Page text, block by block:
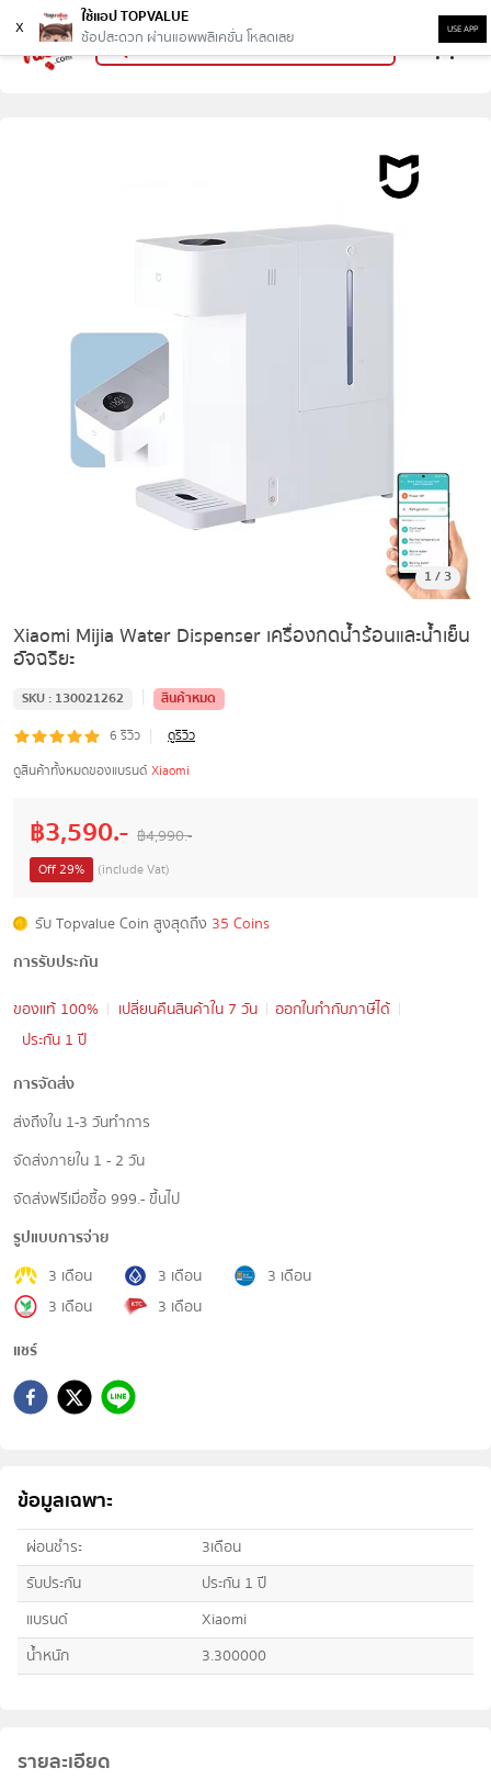
x
ใช้แอป TOPVALUE
ช้อปสะดวก ผ่านแอพพลิเคชั่น โหลดเลย
USE APP
1 / 3
Xiaomi Mijia Water Dispenser เครื่องกดน้ำร้อนและน้ำเย็น
อัจฉริยะ
SKU : 130021262 |
สินค้าหมด
6 รีวิว |
ดูรีวิว
ดูสินค้าทั้งหมดของแบรนด์ Xiaomi
฿3,590.- ฿4,990.-
Off29% (include Vat)
รับ Topvalue Coin สูงสุดถึง 35 Coins
การรับประกัน
ของแท้ 100%
เปลี่ยนคืนสินค้าใน 7 วัน
ออกใบกำกับภาษีได้
ประกัน 1 ปี
การจัดส่ง
ส่งถึงใน 1-3 วันทำการ
จัดส่งภายใน 1 - 2 วัน
จัดส่งฟรีเมื่อซื้อ 999.- ขึ้นไป
รูปแบบการจ่าย
3 เดือน
3 เดือน
3 เดือน
3 เดือน
3 เดือน
แชร์
ข้อมูลเฉพาะ
ผ่อนชำระ
3เดือน
รับประกัน
ประกัน 1 ปี
แบรนด์
Xiaomi
น้ำหนัก
3.300000
รายละเอียด